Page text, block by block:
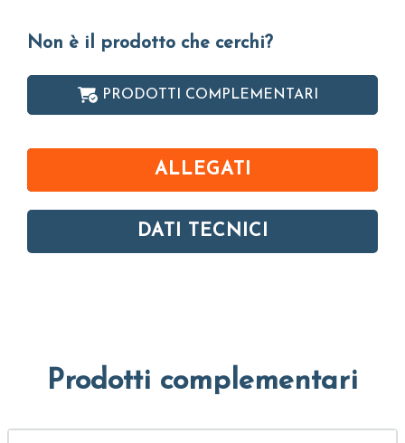
Non è il prodotto che cerchi?
PRODOTTI COMPLEMENTARI
ALLEGATI
DATI TECNICI
Prodotti complementari